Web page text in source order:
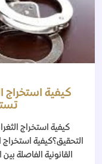
كيفية استخراج
كيفية استخراج
التحقيق؟كيفية
القانونية الفاصلة